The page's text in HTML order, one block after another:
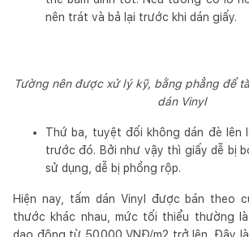
nên trát và bả lại trước khi dán giấy.
Tường nên được xử lý kỹ, bằng phẳng để
dán Vinyl
Thứ ba, tuyệt đối không dán đè lên
trước đó. Bởi như vậy thì giấy dễ bị
sử dụng, dễ bị phồng rộp.
Hiện nay, tấm dán Vinyl được bán theo
thước khác nhau, mức tối thiểu thường